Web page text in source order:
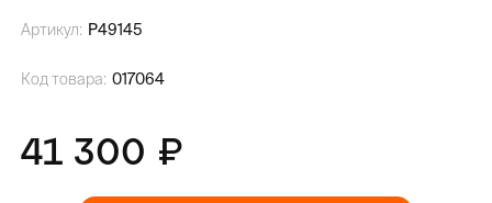
Артикул: P49145
Код товара: 017064
41 300